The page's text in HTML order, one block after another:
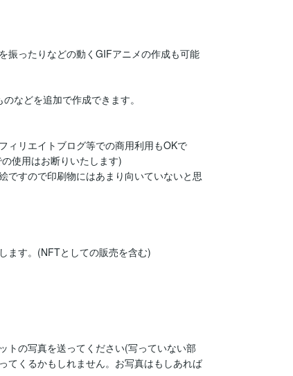
振ったりなどの動くGIFアニメの作成も可能
などを追加で作成できます。
ィリエイトブログ等での商用利用もOKで
使用はお断りいたします)
ですので印刷物にはあまり向いていないと思
ます。(NFTとしての販売を含む)
トの写真を送ってください(写っていない部
てくるかもしれません。お写真はもしあれば